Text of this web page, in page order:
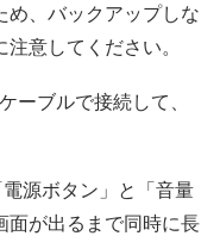
め、バックアップしな
意してください。
ーブルで接続して、
源ボタン」と「音量
面が出るまで同時に長